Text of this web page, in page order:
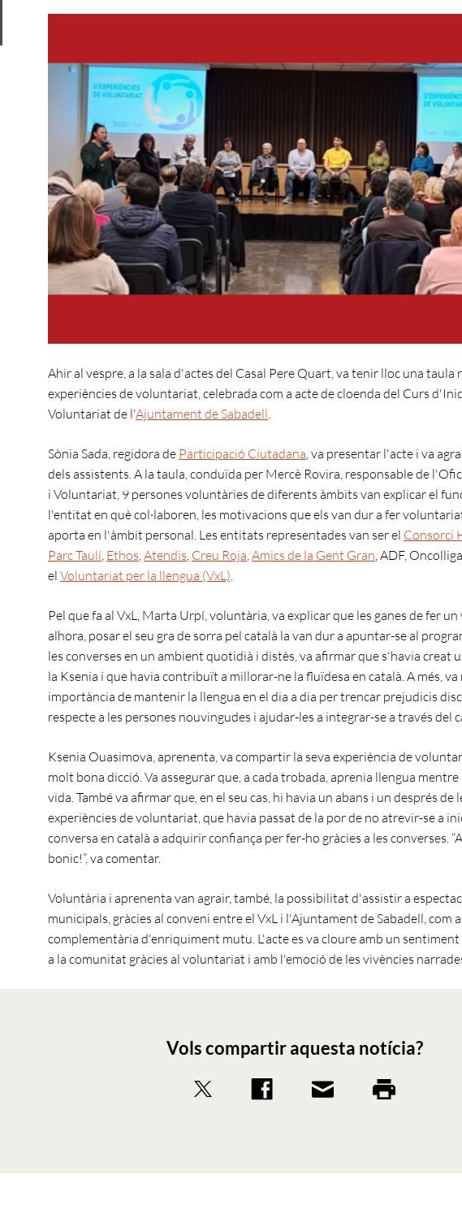
Ahir al vespre, a la sala d'actes del Casal Pere Quart, va tenir lloc una taula
experiències de voluntariat, celebrada com a acte de cloenda del Curs
Voluntariat de l'Ajuntament de Sabadell
Sònia Sada, regidora de Participació Ciutadana , va presentar l'acte i va
dels assistents. A la taula, conduïda per Mercè Rovira, responsable de
i Voluntariat, 9 persones voluntàries de diferents àmbits van explicar el
l'entitat en què col·laboren, les motivacions que els van dur a fer
aporta en l'àmbit personal. Les entitats representades van ser el Consorci
Parc Taulí Ethos Atendis Creu Roja Amics de la Gent Gran , ADF,
el Voluntariat per la llengua (VxL)
Pel que fa al VxL, Marta Urpí, voluntària, va explicar que les ganes de fer
alhora, posar el seu gra de sorra pel català la van dur a apuntar-se al
les converses en un ambient quotidià i distès, va afirmar que s'havia creat
la Ksenia i que havia contribuït a millorar-ne la fluïdesa en català. A més, va
importància de mantenir la llengua en el dia a dia per trencar prejudicis
respecte a les persones nouvingudes i ajudar-les a integrar-se a través del
Ksenia Ouasimova, aprenenta, va compartir la seva experiència de
molt bona dicció. Va assegurar que, a cada trobada, aprenia llengua
vida. També va afirmar que, en el seu cas, hi havia un abans i un després de
experiències de voluntariat, que havia passat de la por de no atrevir-se a
conversa en català a adquirir confiança per fer-ho gràcies a les converses.
bonic!”, va comentar.
Voluntària i aprenenta van agrair, també, la possibilitat d'assistir a
municipals, gràcies al conveni entre el VxL i l'Ajuntament de Sabadell, com
complementària d'enriquiment mutu. L'acte es va cloure amb un
a la comunitat gràcies al voluntariat i amb l'emoció de les vivències
Vols compartir aquesta notícia?